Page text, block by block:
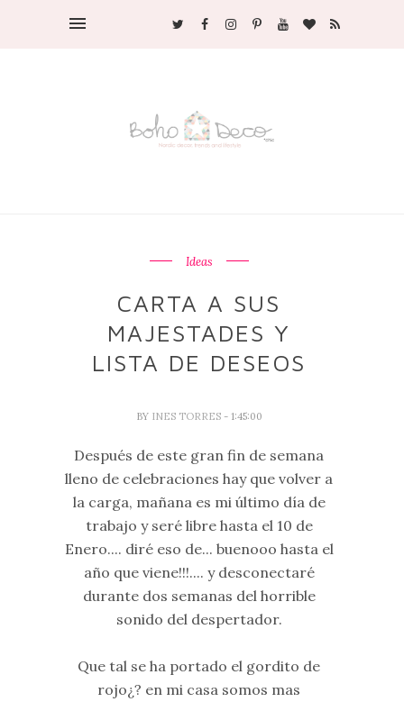
Ideas
CARTA A SUS
MAJESTADES Y
LISTA DE DESEOS
BY INES TORRES - 1:45:00
Después de este gran fin de semana
lleno de celebraciones hay que volver a
la carga, mañana es mi último día de
trabajo y seré libre hasta el 10 de
Enero.... diré eso de... buenooo hasta el
año que viene!!!.... y desconectaré
durante dos semanas del horrible
sonido del despertador.
Que tal se ha portado el gordito de
rojo¿? en mi casa somos mas